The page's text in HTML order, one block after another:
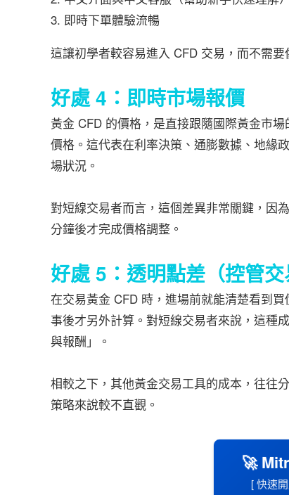
即時下單體驗流暢
這讓初學者較容易進入 CFD 交易，而不需
好處 4：即時市場報價
黃金 CFD 的價格，是直接跟隨國際黃金市
價格。這代表在利率決策、通膨數據、地緣
場狀況。
對短線交易者而言，這個差異非常關鍵，因
分鐘後才完成價格調整。
好處 5：透明點差（控管交
在交易黃金 CFD 時，進場前就能清楚看到
事後才另外計算。對短線交易者來說，這種
與報酬」。
相較之下，其他黃金交易工具的成本，往往
策略來說較不直觀。
🚀
[ 快速